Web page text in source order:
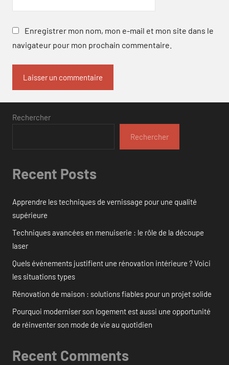
Enregistrer mon nom, mon e-mail et mon site dans le
navigateur pour mon prochain commentaire.
Rechercher
Rechercher
Recent Posts
Apprendre les techniques de vernissage pour une qualité
supérieure
Techniques avancées en menuiserie : le rôle de la découpe
laser
Quels événements justifient une rénovation intérieure ? Voici
les situations types
Rénovation de maison : solutions fiables pour un projet solide
Pourquoi moderniser son logement est aussi une opportunité
de réinventer son mode de vie au quotidien
Recent Comments